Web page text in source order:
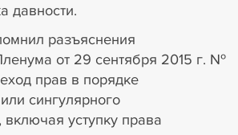
давности.
разъяснения
от 29 сентября 2015 г. №
прав в порядке
сингулярного
уступку права